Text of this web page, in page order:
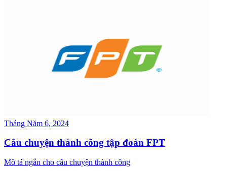
Tháng Năm 6, 2024
Câu chuyện thành công tập đoàn FPT
Mô tả ngắn cho câu chuyện thành công